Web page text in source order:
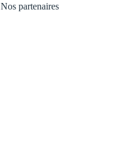
Nos partenaires